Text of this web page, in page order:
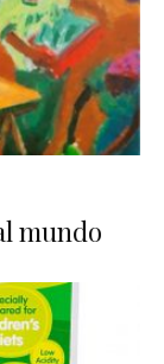
mundo